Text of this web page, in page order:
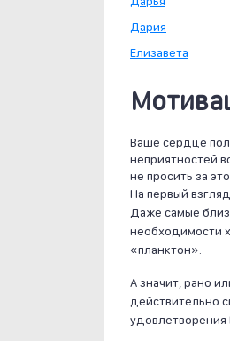
Дария
Елизавета
Ваше сердце
неприятностей
не просить за
На первый
Даже самые
необходимости
«планктон».
А значит, рано
действительно
удовлетворения